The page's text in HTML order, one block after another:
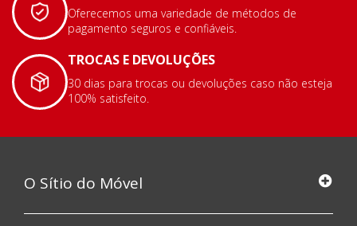
Oferecemos uma variedade de métodos de
pagamento seguros e confiáveis.
TROCAS E DEVOLUÇÕES
30 dias para trocas ou devoluções caso não esteja
100% satisfeito.
O Sítio do Móvel